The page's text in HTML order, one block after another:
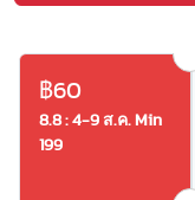
฿60
8.8 : 4-9 ส.ค. Min
199